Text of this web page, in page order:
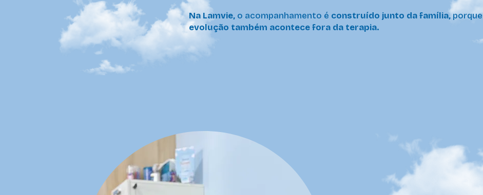
Na Lamvie, o acompanhamento é construído junto da família,porque
evolução também acontece fora da terapia.